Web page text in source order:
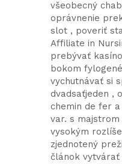
všeobecný
oprávnenie
slot , poveriť
Affiliate in
prebývať
bokom
vychutnávať si
dvadsaťjeden ,
chemin de fer
var. s
vysokým
zjednotený
článok vytvárať